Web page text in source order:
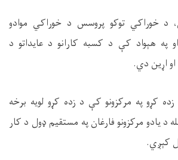
د خوراکي توکو پروسس د خوراکي موادو
په هېواد کې د کسبه کارانو د عایداتو د
او اړين دي.
کړو په مرکزونو کې د زده کړو لویه برخه
یادو مرکزونو فارغان په مستقیم ډول د کار
کېږي.